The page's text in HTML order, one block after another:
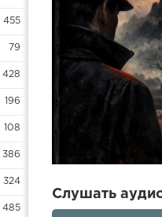
455
79
428
196
108
386
324
485
Слушать